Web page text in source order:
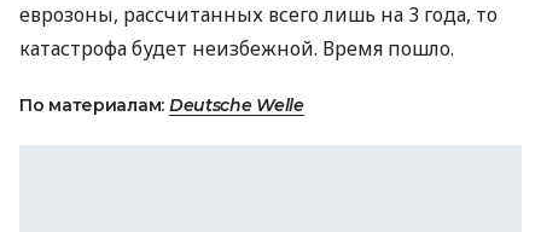
еврозоны, рассчитанных всего лишь на 3 года, то
катастрофа будет неизбежной. Время пошло.
По материалам: Deutsche Welle